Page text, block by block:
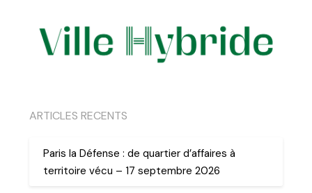
ARTICLES RECENTS
Paris la Défense : de quartier d’affaires à
territoire vécu – 17 septembre 2026